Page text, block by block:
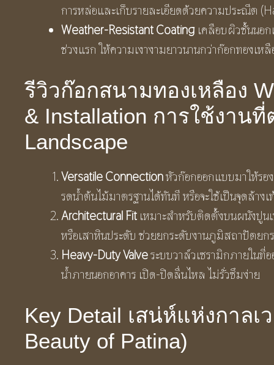
การหล่อและเก็บรายละเอียดด้วยความประณีต
Weather-Resistant Coating เคลือบผิวชั้นนอก
ช่วงแรก ให้ความเงางามยาวนานกว่าก๊อกทองเห
รีวิวก๊อกสนามทองเหลือง
& Installation การใช้งาน
Landscape
Versatile Connectionหัวก๊อกออกแบบมาให้รอ
รดน้ำต้นไม้มาตรฐานได้ทันที หรือจะใช้เป็นจุดล้าง
Architectural Fit เหมาะสำหรับติดตั้งบนผนังปูน
หรือเสาหินประดับ ช่วยยกระดับงานภูมิสถาปัตยก
Heavy-Duty Valveระบบวาล์วเซรามิกภายในที่
น้ำภายนอกอาคาร เปิด-ปิดลื่นไหล ไม่รั่วซึมง่าย
Key Detail เสน่ห์แห่งกาลเ
Beauty of Patina)